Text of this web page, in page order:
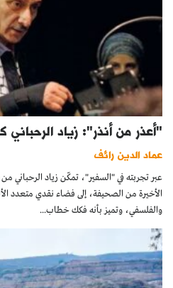
"أعذر من أنذر": زياد الرحباني
عماد الدين رائف
عبر تجربته في "السفير"، تمكّن زياد الرحباني
الأخيرة من الصحيفة، إلى فضاء نقدي متعدد
والفلسفي، وتميز بأنه فكك خطاب...